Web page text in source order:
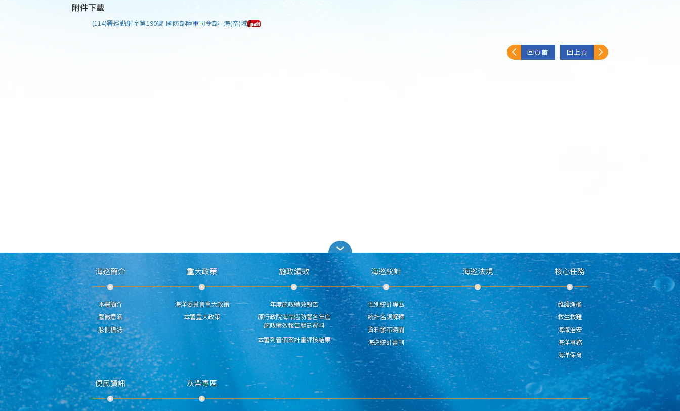
附件下載
(114)署巡勤射字第190號-國防部陸軍司令部--海(空)域
回頁首 回上頁
海巡簡介
本署簡介
署徽意涵
舷側標誌
重大政策
海洋委員會重大政策
本署重大政策
施政績效
年度施政績效報告
原行政院海岸巡防署各年度
施政績效報告歷史資料
本署列管個案計畫評核結果
海巡統計
性別統計專區
統計名詞解釋
資料發布時間
海巡統計書刊
海巡法規 核心任務
維護漁權
救生救難
海域治安
海洋事務
海洋保育
便民資訊 灰帶專區